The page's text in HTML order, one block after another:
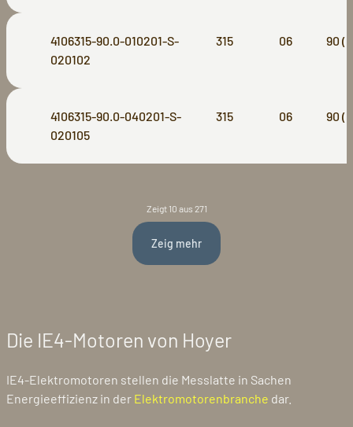
4106315-90.0-010201-S-
020102
315 06 90
4106315-90.0-040201-S-
020105
315 06 90
Zeigt 10 aus 271
Zeig mehr
Die IE4-Motoren von Hoyer
IE4-Elektromotoren stellen die Messlatte in Sachen
Energieeffizienz in der Elektromotorenbranche dar.